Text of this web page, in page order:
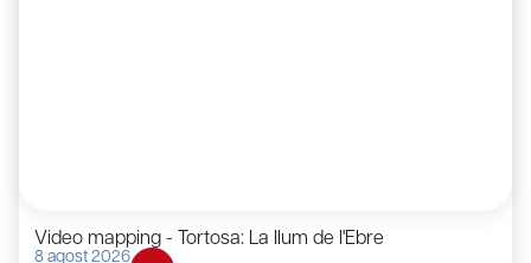
Video mapping - Tortosa: La llum de l'Ebre
8 agost 2026